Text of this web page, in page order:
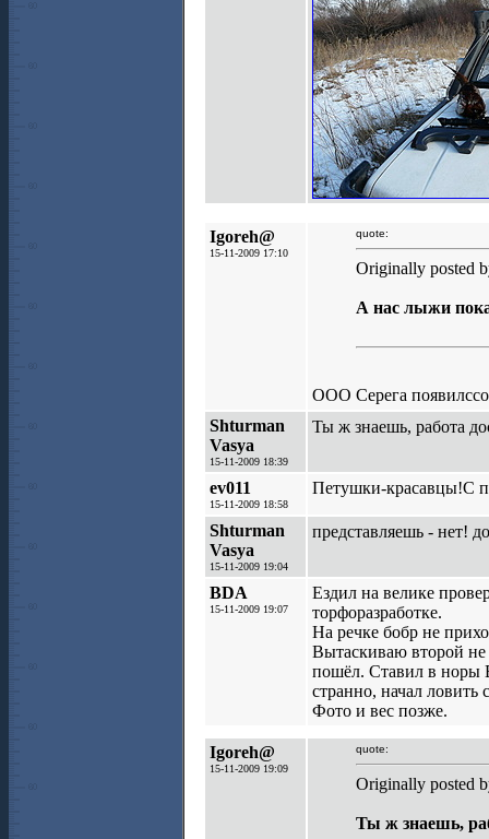
Igoreh@
15-11-2009 17:10
quote:
Originally posted
А нас лыжи
ООО Серега
Shturman
Vasya
15-11-2009 18:39
Ты ж знаешь, работа
ev011
15-11-2009 18:58
Петушки-красавцы!С
Shturman
Vasya
15-11-2009 19:04
представляешь - нет!
BDA
15-11-2009 19:07
Ездил на велике
торфоразработке.
На речке бобр не
Вытаскиваю второй не
пошёл. Ставил в норы
странно, начал
Фото и вес позже.
Igoreh@
15-11-2009 19:09
quote:
Originally posted
Ты ж знаешь,